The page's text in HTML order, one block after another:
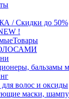
/ Скидки до 50%
!
бальзамы
волос и оксиды
маски,